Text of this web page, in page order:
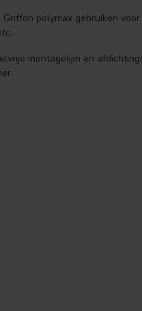
Griffon polymax gebruiken
montagelijm en